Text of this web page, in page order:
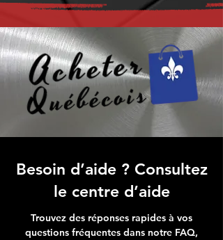
Besoin d’aide ? Consultez
le centre d’aide
Trouvez des réponses rapides à vos
questions fréquentes dans notre FAQ,